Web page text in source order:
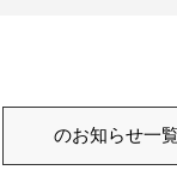
のお知らせ一